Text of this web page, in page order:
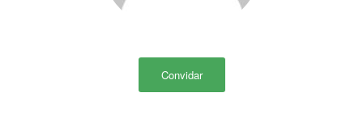
Convidar